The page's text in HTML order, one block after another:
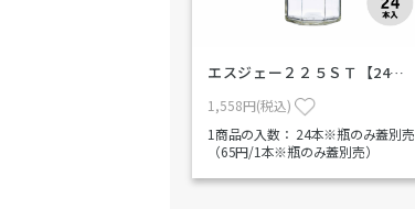
エスジェー２２５ＳＴ【24…
1,558円(税込)
1商品の入数： 24本※瓶のみ蓋別売
（65円/1本※瓶のみ蓋別売）